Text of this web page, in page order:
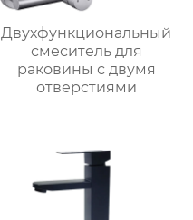
Двухфункциональный
смеситель для
раковины с двумя
отверстиями